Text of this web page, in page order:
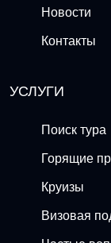
Новости
Контакты
УСЛУГИ
Поиск тура
Горящие
Круизы
Визовая